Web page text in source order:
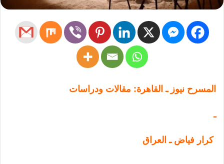
المسرح نيوز ـ القاهرة: مقالات ودراسات
ـ
كرار فياض ـ العراق